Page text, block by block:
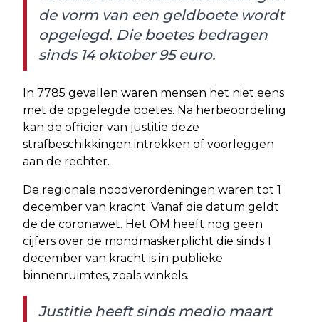
de vorm van een geldboete wordt
opgelegd. Die boetes bedragen
sinds 14 oktober 95 euro.
In 7785 gevallen waren mensen het niet eens
met de opgelegde boetes. Na herbeoordeling
kan de officier van justitie deze
strafbeschikkingen intrekken of voorleggen
aan de rechter.
De regionale noodverordeningen waren tot 1
december van kracht. Vanaf die datum geldt
de de coronawet. Het OM heeft nog geen
cijfers over de mondmaskerplicht die sinds 1
december van kracht is in publieke
binnenruimtes, zoals winkels.
Justitie heeft sinds medio maart